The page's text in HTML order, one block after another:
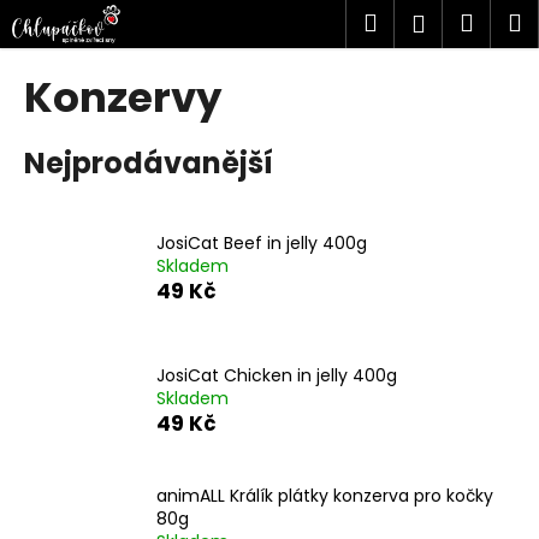
na
obsah
Hledat
Konzervy
Nejprodávanější
JosiCat Beef in jelly 400g
Skladem
49 Kč
JosiCat Chicken in jelly 400g
Skladem
49 Kč
animALL Králík plátky konzerva pro kočky
80g
K
o
o